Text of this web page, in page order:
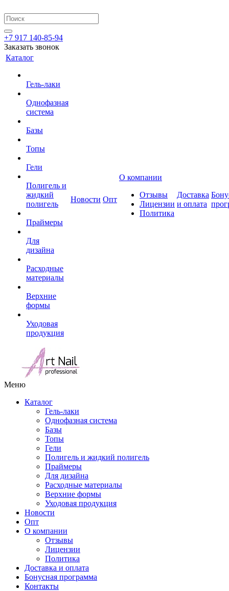
+7 917 140-85-94
Заказать звонок
Каталог
Гель-лаки
Однофазная
система
Базы
Топы
Гели
Полигель и
жидкий
полигель
Праймеры
Для
дизайна
Расходные
материалы
Верхние
формы
Уходовая
продукция
Новости Опт
О компании
Отзывы
Лицензии
Политика
Доставка
и оплата
Меню
Каталог
Гель-лаки
Однофазная система
Базы
Топы
Гели
Полигель и жидкий полигель
Праймеры
Для дизайна
Расходные материалы
Верхние формы
Уходовая продукция
Новости
Опт
О компании
Отзывы
Лицензии
Политика
Доставка и оплата
Бонусная программа
Контакты